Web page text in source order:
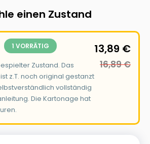
einen Zustand
1 VORRÄTIG
Zustand. Das
z.T. noch original gestanzt
vollständig
Die Kartonage hat
13,89 €
16,89€